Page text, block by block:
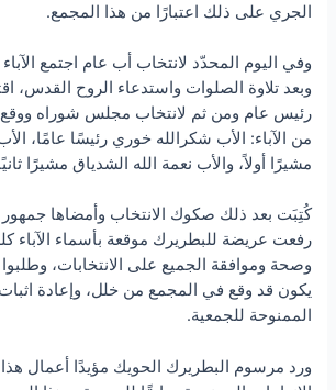
الجري على ذلك اعتبارًا من هذا المجمع.
وفي اليوم المحدّد لانتخاب أب عام اجتمع
وبعد تلاوة الصلوات واستدعاء الروح القدس،
رئيس عام ومن ثم لانتخاب مجلس شوراه ووقع
من الآباء: الأب شكرالله خوري رئيسًا عامًا،
مشيرًا أولاً، والأب نعمة الله الشدياق مشيرًا
كُتِبَت بعد ذلك صكوك الانتخاب وأمضاها جمهور
رفعت عريضة للبطريرك موقعة بأسماء الآباء
وصحة وموافقة الجميع على الانتخابات،
يكون قد وقع في المجمع من خلل، وإعادة اثبات
الممنوحة للجمعية.
ورد مرسوم البطريرك الحويك مؤيدًا أعمال هذا